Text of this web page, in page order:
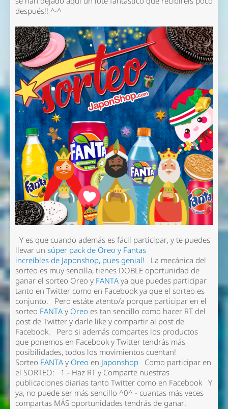
después!! ^·^
Y es que cuando además es fácil participar, y te puedes
llevar un súper pack de Oreo y Fantas
increíbles de Japonshop, pues genial! La mecánica del
sorteo es muy sencilla, tienes DOBLE oportunidad de
ganar el sorteo Oreo y FANTAya que puedes participar
tanto en Twitter como en Facebook ya que el sorteo es
conjunto. Pero estáte atento/a porque participar en el
sorteo FANTAy Oreo es tan sencillo como hacer RT del
post de Twitter y darle like y compartir al post de
Facebook. Pero si además compartes los productos
que ponemos en Facebook y Twitter tendrás más
posibilidades, todos los movimientos cuentan!
Sorteo FANTAy Oreo en JaponshopComo participar en
el SORTEO: 1.- Haz RT y Comparte nuestras
publicaciones diarias tanto Twitter como en Facebook Y
ya, no puede ser más sencillo ^0^ - cuantas más veces
compartas MÁS oportunidades tendrás de ganar.